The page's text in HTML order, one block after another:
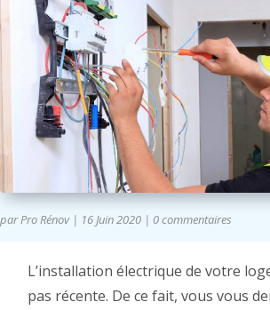
parPro Rénov| 16 Juin 2020 | 0 commentaires
L’installation électrique de votre
pas récente. De ce fait, vous vous